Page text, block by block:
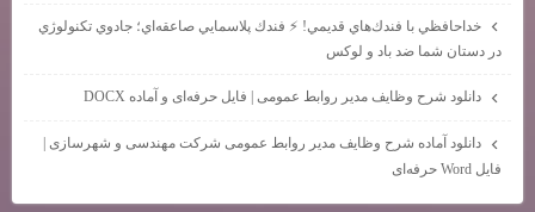
خداحافظي با فندك‌هاي قديمي! ⚡ فندك پلاسمايي صاعقه‌اي؛ جادوي تكنولوژي
در دستان شما ضد باد و لوكس
دانلود شرح وظایف مدیر روابط عمومی | فایل حرفه‌ای و آماده DOCX
دانلود آماده شرح وظایف مدیر روابط عمومی شرکت مهندسی و شهرسازی |
فایل Word حرفه‌ای